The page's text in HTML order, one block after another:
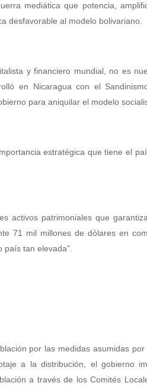
mediática que potencia,
desfavorable al modelo bolivariano.
y financiero mundial, no es
en Nicaragua con el
para aniquilar el modelo
estratégica que tiene el
activos patrimoniales que
71 mil millones de dólares en
tan elevada”.
por las medidas asumidas
a la distribución, el gobierno
a través de los Comités